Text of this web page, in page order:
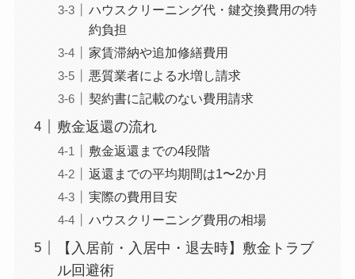
ハウスクリーニング代・鍵交換費用の特
約負担
家賃滞納や追加修繕費用
悪質業者による水増し請求
契約書に記載のない費用請求
敷金返還の流れ
敷金返還までの4段階
返還までの平均期間は1〜2か月
実際の費用目安
ハウスクリーニング費用の相場
【入居前・入居中・退去時】敷金トラブ
ル回避術